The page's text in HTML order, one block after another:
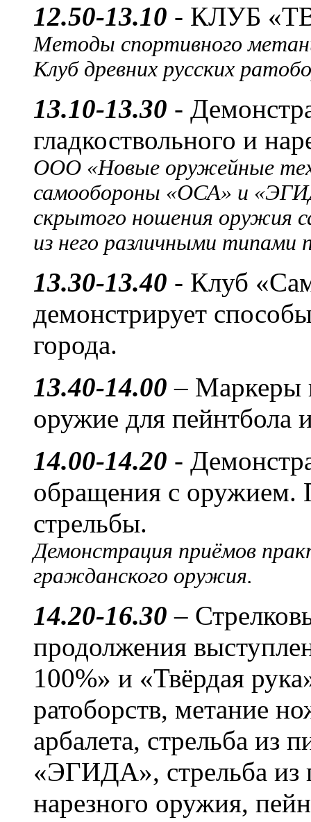
12.50-13.10 - КЛУБ
Методы спортивного
Клуб древних русских
13.10-13.30 -
гладкоствольного и
ООО «Новые оружейные
самообороны «ОСА» и
скрытого ношения оружия
из него различными типами
13.30-13.40 - Клуб
демонстрирует
города.
13.40-14.00 – Маркеры
оружие для пейнтбола
14.00-14.20 -
обращения с оружием.
стрельбы.
Демонстрация приёмов
гражданского оружия.
14.20-16.30 –
продолжения
100%» и «Твёрдая
ратоборств, метание
арбалета, стрельба из
«ЭГИДА», стрельба из
нарезного оружия,